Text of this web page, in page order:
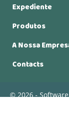
Expediente
Produtos
A Nossa
Contacts
© 2026 -